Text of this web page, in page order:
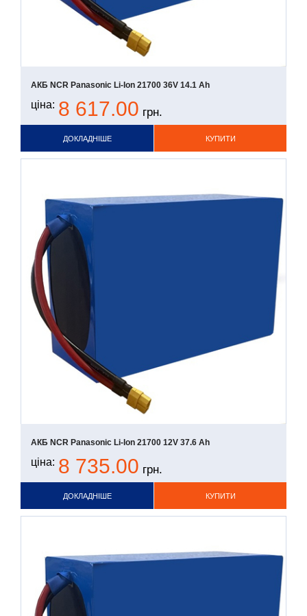
АКБ NCR Panasonic Li-Ion 21700 36V 14.1 Ah
ціна: 8 617.00 грн.
КУПИТИ
ДОКЛАДНІШЕ
АКБ NCR Panasonic Li-Ion 21700 12V 37.6 Ah
ціна: 8 735.00 грн.
КУПИТИ
ДОКЛАДНІШЕ